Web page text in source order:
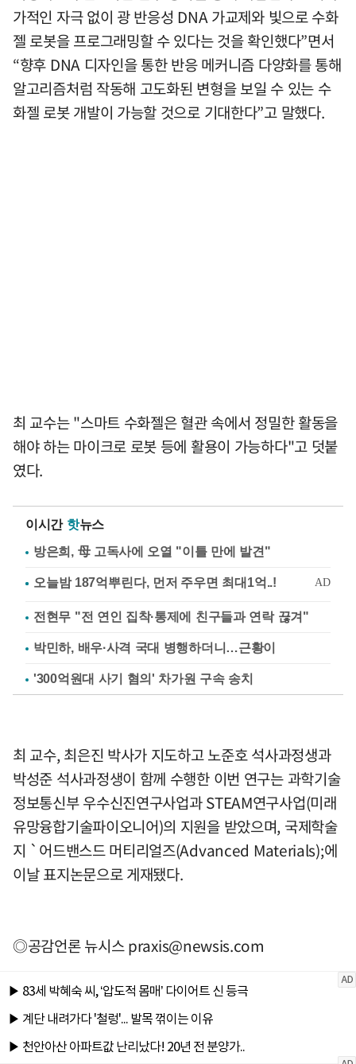
가적인 자극 없이 광 반응성 DNA 가교제와 빛으로 수화
젤 로봇을 프로그래밍할 수 있다는 것을 확인했다”면서
“향후 DNA 디자인을 통한 반응 메커니즘 다양화를 통해
알고리즘처럼 작동해 고도화된 변형을 보일 수 있는 수
화젤 로봇 개발이 가능할 것으로 기대한다”고 말했다.
최 교수는 "스마트 수화젤은 혈관 속에서 정밀한 활동을
해야 하는 마이크로 로봇 등에 활용이 가능하다"고 덧붙
였다.
이시간 핫뉴스
방은희, 母 고독사에 오열 "이틀 만에 발견"
전현무 "전 연인 집착·통제에 친구들과 연락 끊겨"
박민하, 배우·사격 국대 병행하더니…근황이
'300억원대 사기 혐의' 차가원 구속 송치
최 교수, 최은진 박사가 지도하고 노준호 석사과정생과
박성준 석사과정생이 함께 수행한 이번 연구는 과학기술
정보통신부 우수신진연구사업과 STEAM연구사업(미래
유망융합기술파이오니어)의 지원을 받았으며, 국제학술
지 `어드밴스드 머티리얼즈(Advanced Materials);에
이날 표지논문으로 게재됐다.
◎공감언론 뉴시스praxis@newsis.com